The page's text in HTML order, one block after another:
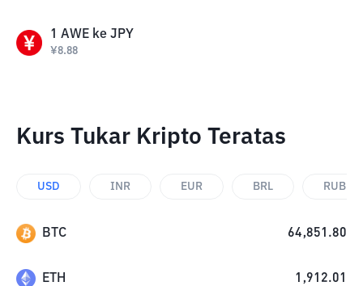
1 AWE ke JPY
¥8.88
Kurs Tukar Kripto Teratas
USD INR EUR BRL RUB
BTC 64,851.80
ETH 1,912.01